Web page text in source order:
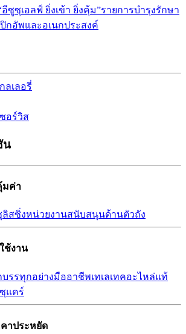
ซูซุเอลฟ์ ยิ่งเข้า ยิ่งคุ้ม”รายการบำรุงรักษา
กอัพและอเนกประสงค์
ลเลอรี่
อร์วิส
น
มค่า
ลิสซิ่งหน่วยงานสนับสนุนด้านตัวถัง
ช้งาน
รรทุกอย่างมืออาชีพเทเลเทคอะไหล่แท้
แคร์
าประหยัด